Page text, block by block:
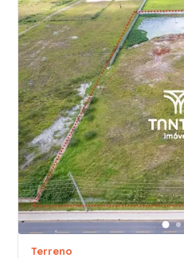
Terreno